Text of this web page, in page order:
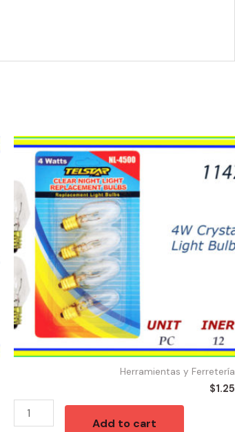
Herramientas y Ferretería
$1.25
11471
NIGHT
LIGHTS
4W
(4)
quantity
Add to cart